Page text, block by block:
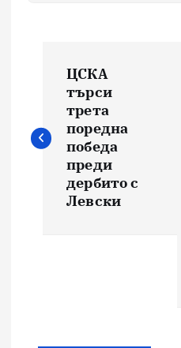
ЦСКА
търси
трета
поредна
победа
преди
дербито с
Левски